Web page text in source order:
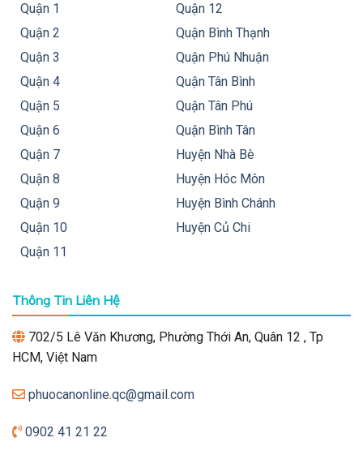
Quận 1
Quận 2
Quận 3
Quận 4
Quận 5
Quận 6
Quận 7
Quận 8
Quận 9
Quận 10
Quận 11
Quận 12
Quận Bình Thạnh
Quận Phú Nhuận
Quận Tân Bình
Quận Tân Phú
Quận Bình Tân
Huyện Nhà Bè
Huyện Hóc Môn
Huyện Bình Chánh
Huyện Củ Chi
Thông Tin Liên Hệ
702/5 Lê Văn Khương, Phường Thới An, Quân 12 , Tp
HCM, Việt Nam
phuocanonline.qc@gmail.com
0902 41 21 22